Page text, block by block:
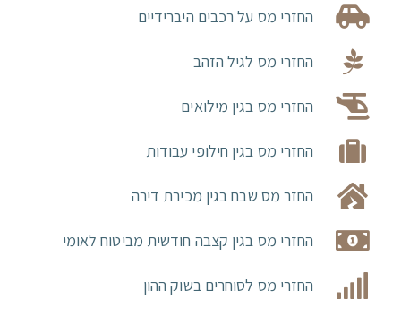
החזרי מס על רכבים היברידיים
החזרי מס לגיל הזהב
החזרי מס בגין מילואים
החזרי מס בגין חילופי עבודות
החזר מס שבח בגין מכירת דירה
החזרי מס בגין קצבה חודשית מביטוח לאומי
החזרי מס לסוחרים בשוק ההון